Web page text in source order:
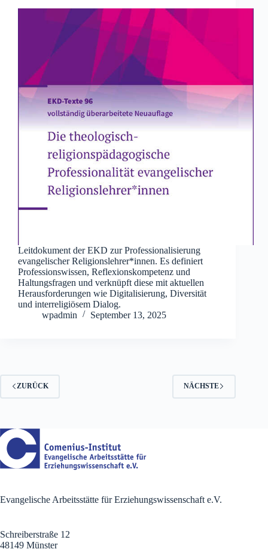
Leitdokument der EKD zur Professionalisierung
evangelischer Religionslehrer*innen. Es definiert
Professionswissen, Reflexionskompetenz und
Haltungsfragen und verknüpft diese mit aktuellen
Herausforderungen wie Digitalisierung, Diversität
und interreligiösem Dialog.
wpadmin
September 13, 2025
ZURÜCK NÄCHSTE
Evangelische Arbeitsstätte für Erziehungswissenschaft e.V.
Schreiberstraße 12
48149 Münster